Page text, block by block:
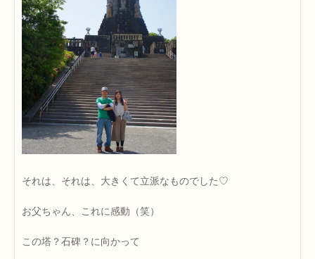
それは、それは、大きくて立派なものでした♡
お父ちゃん、これに感動（笑）
この塔？石碑？に向かって